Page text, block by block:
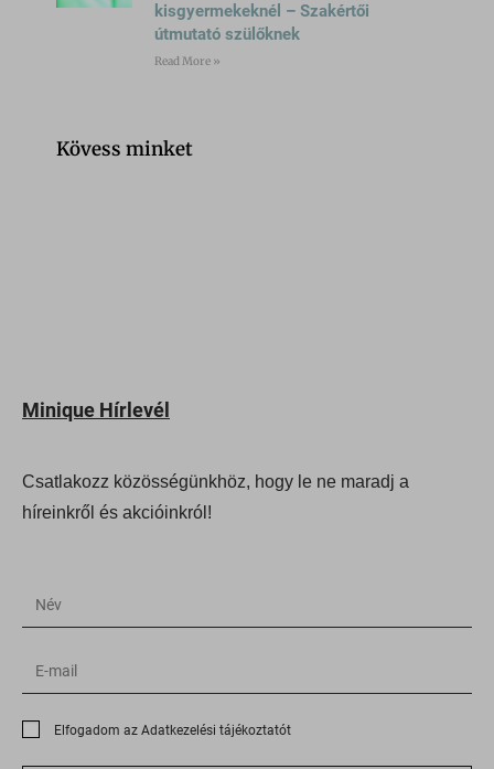
kisgyermekeknél – Szakértői
útmutató szülőknek
Read More »
Kövess minket
Minique Hírlevél
Csatlakozz közösségünkhöz, hogy le ne maradj a
híreinkről és akcióinkról!
Elfogadom az Adatkezelési tájékoztatót